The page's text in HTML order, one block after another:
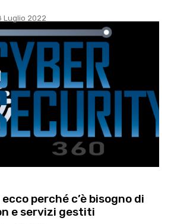
Luglio 2022
perché c’è bisogno di
e servizi gestiti